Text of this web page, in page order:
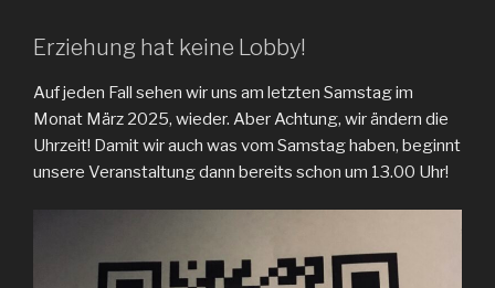
Erziehung hat keine Lobby!
Auf jeden Fall sehen wir uns am letzten Samstag im
Monat März 2025, wieder. Aber Achtung, wir ändern die
Uhrzeit! Damit wir auch was vom Samstag haben, beginnt
unsere Veranstaltung dann bereits schon um 13.00 Uhr!